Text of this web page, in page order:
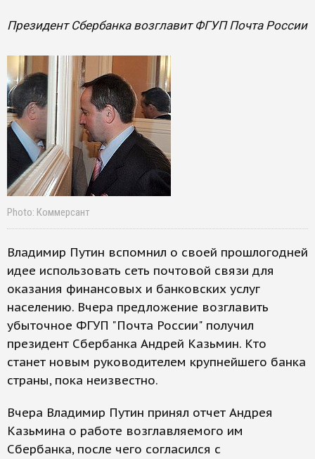
Президент Сбербанка возглавит ФГУП Почта России
Photo: Коммерсант
Владимир Путин вспомнил о своей прошлогодней
идее использовать сеть почтовой связи для
оказания финансовых и банковских услуг
населению. Вчера предложение возглавить
убыточное ФГУП "Почта России" получил
президент Сбербанка Андрей Казьмин. Кто
станет новым руководителем крупнейшего банка
страны, пока неизвестно.
Вчера Владимир Путин принял отчет Андрея
Казьмина о работе возглавляемого им
Сбербанка, после чего согласился с